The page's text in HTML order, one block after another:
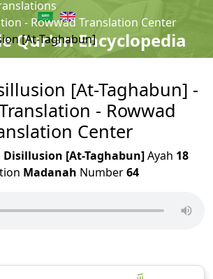
Qur'an Encyclopedia
- Rowwad Translation Center
[At-Taghabun]
[At-Taghabun] -
- Rowwad
Center
[At-Taghabun]Ayah 18
Madanah Number64